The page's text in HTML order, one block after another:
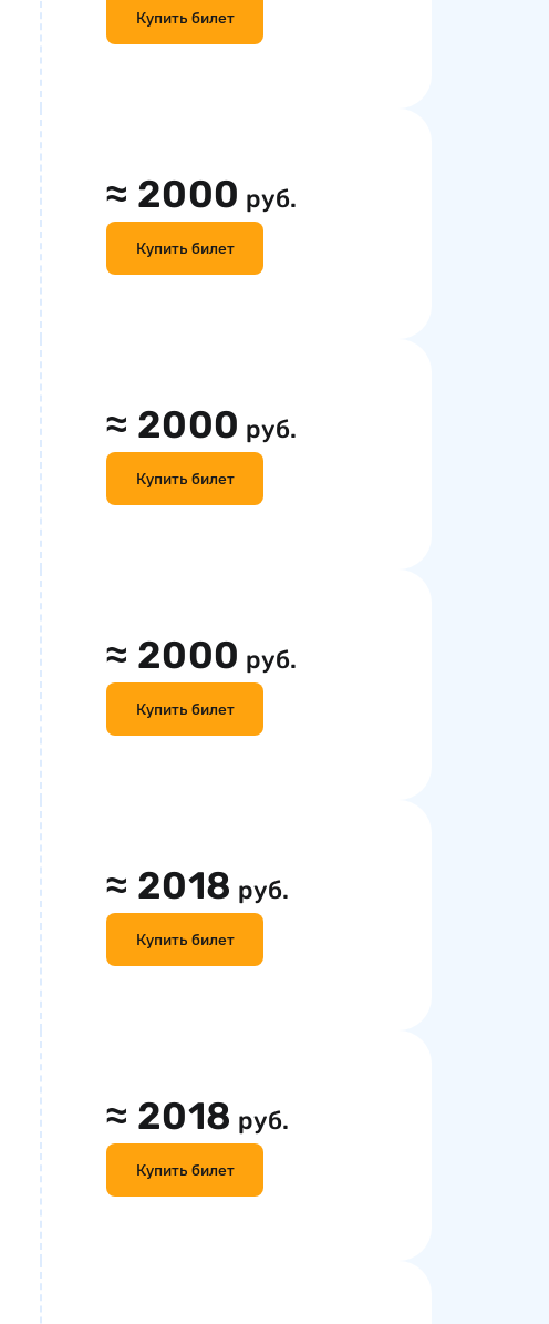
Купить билет
≈ 2000 руб.
Купить билет
≈ 2000 руб.
Купить билет
≈ 2000 руб.
Купить билет
≈ 2018 руб.
Купить билет
≈ 2018 руб.
Купить билет